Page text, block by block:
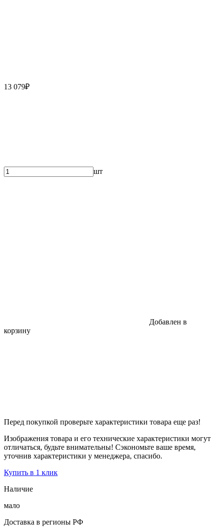
13 079₽
шт
Добавлен в
корзину
Перед покупкой проверьте характеристики товара еще раз!
Изображения товара и его технические характеристики могут
отличаться, будьте внимательны! Сэкономьте ваше время,
уточнив характеристики у менеджера, спасибо.
Купить в 1 клик
Наличие
мало
Доставка в регионы РФ